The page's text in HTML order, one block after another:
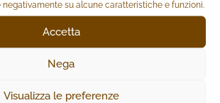
su alcune caratteristiche e funzioni.
Accetta
Nega
Visualizza le preferenze